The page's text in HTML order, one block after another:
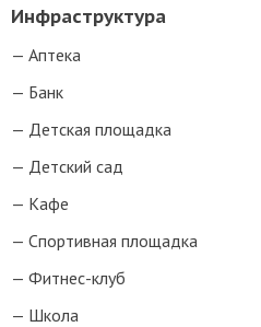
Инфраструктура
Аптека
Банк
Детская площадка
Детский сад
Кафе
Спортивная площадка
Фитнес-клуб
Школа